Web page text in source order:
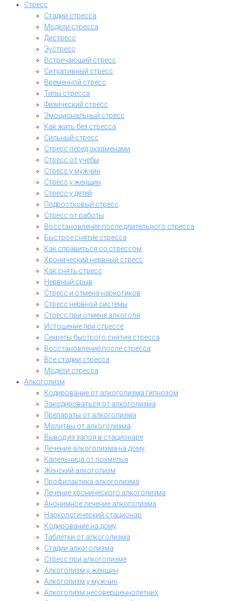
Стресс
Стадии стресса
Модели стресса
Дистресс
Эустресс
Встречающий стресс
Ситуативный стресс
Временной стресс
Типы стресса
Физический стресс
Эмоциональный стресс
Как жить без стресса
Сильный стресс
Стресс перед экзаменами
Стресс от учебы
Стресс у мужчин
Стресс у женщин
Стресс у детей
Подростковый стресс
Стресс от работы
Восстановление после длительного стресса
Быстрое снятие стресса
Как справиться со стрессом
Хронический нервный стресс
Как снять стресс
Нервный срыв
Стресс и отмена наркотиков
Стресс нервной системы
Стресс при отмене алкоголя
Истощение при стрессе
Секреты быстрого снятия стресса
Восстановление после стресса
Все стадии стресса
Модели стресса
Алкоголизм
Кодирование от алкоголизма гипнозом
Закодироваться от алкоголизма
Препараты от алкоголизма
Молитвы от алкоголизма
Вывод из запоя в стационаре
Лечение алкоголизма на дому
Капельница от похмелья
Женский алкоголизм
Профилактика алкоголизма
Лечение хронического алкоголизма
Анонимное лечение алкоголизма
Наркологический стационар
Кодирование на дому
Таблетки от алкоголизма
Стадии алкоголизма
Стресс при алкоголизме
Алкоголизм у женщин
Алкоголизм у мужчин
Алкоголизм несовершеннолетних